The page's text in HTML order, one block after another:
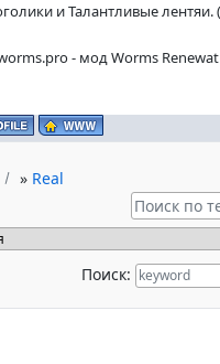
и Талантливые лентяи.
- мод Worms
» Real
Поиск: